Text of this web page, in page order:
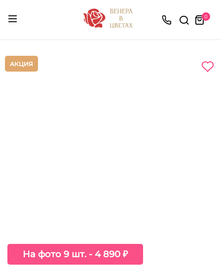
0
На фото 9 шт. - 4 890 ₽
АКЦИЯ